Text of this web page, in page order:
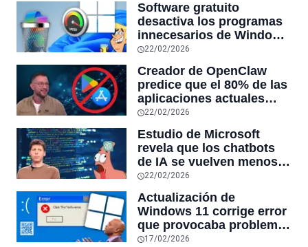
Software gratuito
desactiva los programas
innecesarios de Windows
11 y optimiza el PC,
reduciendo el uso de la
RAM y mucho más
22/02/2026
Creador de OpenClaw
predice que el 80% de las
aplicaciones actuales
desaparecerán en el
futuro: “Solo sobrevivirán
las aplicaciones con
sensores únicos o
conexiones especiales a
hardware
22/02/2026
Estudio de Microsoft
revela que los chatbots
de IA se vuelven menos
confiables mientras más
tiempo hablas con ellos:
la falta de confiabilidad
sube un 112%
22/02/2026
Actualización de
Windows 11 corrige error
que provocaba problemas
al jugar en PC: los
17/02/2026